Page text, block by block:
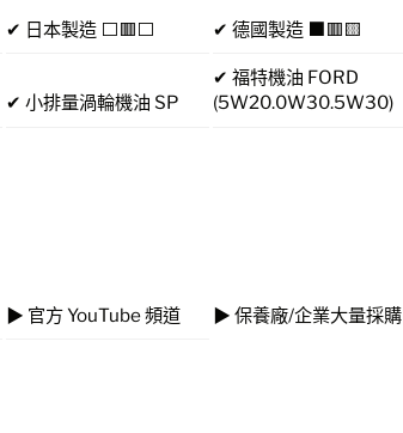
✔ 日本製造 ⬜🟥⬜ ✔ 德國製造 ⬛🟥🟨
✔ 小排量渦輪機油 SP
✔ 福特機油 FORD
(5W20.0W30.5W30)
▶ 官方 YouTube 頻道 ▶ 保養廠/企業大量採購